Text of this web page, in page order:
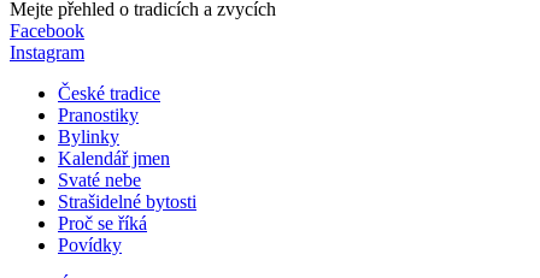
Mejte přehled o tradicích a zvycích
Facebook
Instagram
České tradice
Pranostiky
Bylinky
Kalendář jmen
Svaté nebe
Strašidelné bytosti
Proč se říká
Povídky